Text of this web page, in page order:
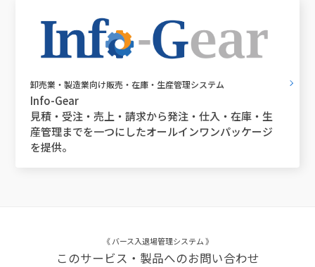
卸売業・製造業向け販売・在庫・生産管理システム
Info-Gear
見積・受注・売上・請求から発注・仕入・在庫・生
産管理までを一つにしたオールインワンパッケージ
を提供。
《 バース入退場管理システム 》
このサービス・製品へのお問い合わせ